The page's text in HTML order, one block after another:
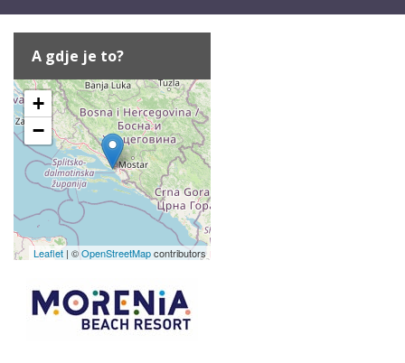
A gdje je to?
+
−
Leaflet | ©OpenStreetMapcontributors